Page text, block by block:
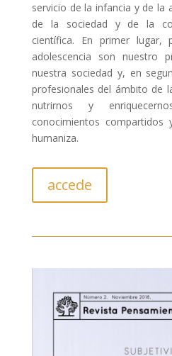
servicio de la infancia y de la
de la sociedad y de la
científica. En primer
adolescencia son nuestro
nuestra sociedad y, en
profesionales del ámbito de
nutrirnos y
conocimientos
humaniza.
accede